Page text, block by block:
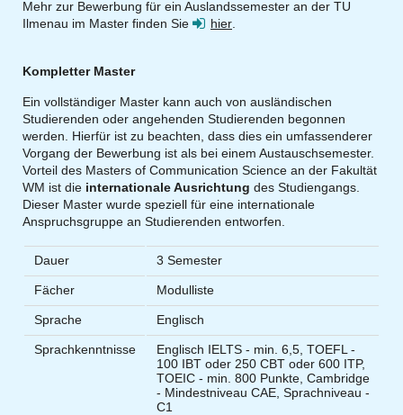
Mehr zur Bewerbung für ein Auslandssemester an der TU
Ilmenau im Master finden Sie
hier
Kompletter Master
Ein vollständiger Master kann auch von ausländischen
Studierenden oder angehenden Studierenden begonnen
werden. Hierfür ist zu beachten, dass dies ein umfassenderer
Vorgang der Bewerbung ist als bei einem Austauschsemester.
Vorteil des Masters of Communication Science an der Fakultät
WM ist die internationale Ausrichtung des Studiengangs.
Dieser Master wurde speziell für eine internationale
Anspruchsgruppe an Studierenden entworfen.
Dauer 3 Semester
Fächer Modulliste
Sprache Englisch
Sprachkenntnisse
Englisch IELTS - min. 6,5, TOEFL -
100 IBT oder 250 CBT oder 600 ITP,
TOEIC - min. 800 Punkte, Cambridge
- Mindestniveau CAE, Sprachniveau -
C1